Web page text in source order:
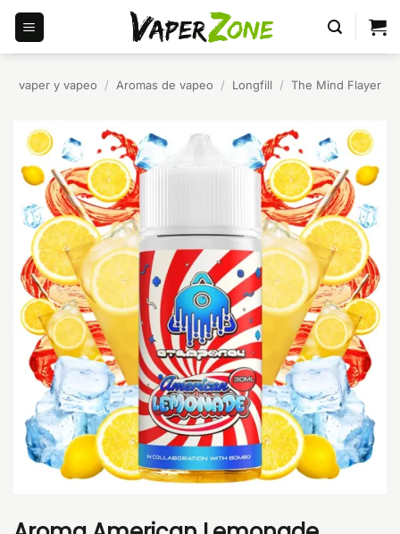
Saltar
contenido
vaper y vapeo / Aromas de vapeo / Longfill / The Mind Flayer